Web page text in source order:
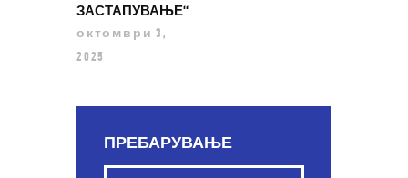
ЗАСТАПУВАЊЕ“
октомври 3,
2025
ПРЕБАРУВАЊЕ